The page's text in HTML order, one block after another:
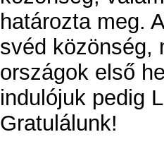
határozta meg.
svéd közönség,
országok első
indulójuk pedig
Gratulálunk!